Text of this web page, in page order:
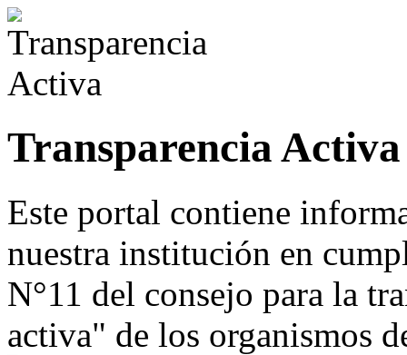
Transparencia Activa
Este portal contiene
nuestra institución en
N°11 del consejo para la
activa" de los organismos